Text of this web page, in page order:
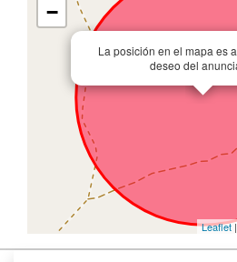
La posición en el mapa es
deseo del
−
Leaflet